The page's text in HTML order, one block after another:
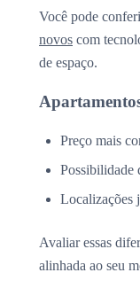
Você pode
novos com
de espaço.
Preço mais
Possibilidade
Localizações
Avaliar essas
alinhada ao seu